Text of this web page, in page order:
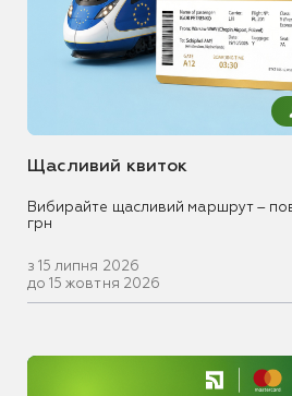
Щасливий квиток
Вибирайте щасливий маршрут –
грн
з 15 липня 2026
до 15 жовтня 2026